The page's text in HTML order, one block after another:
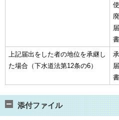
書
上記届出をした者の地位を承継し
た場合（下水道法第12条の6）
書
添付ファイル